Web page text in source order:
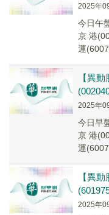
2025年
今日午
京 港
運
【異
2025年
今日早
京 港
運
【異
2025年